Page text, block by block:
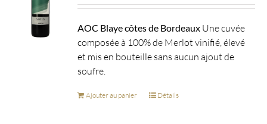
AOC Blaye côtes de Bordeaux Une cuvée
composée à 100% de Merlot vinifié, élevé
et mis en bouteille sans aucun ajout de
soufre.
Ajouter au panier Détails